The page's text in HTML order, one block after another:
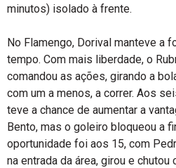
minutos) isolado à frente.
No Flamengo, Dorival manteve a
tempo. Com mais liberdade, o
comandou as ações, girando a
com um a menos, a correr. Aos
teve a chance de aumentar a
Bento, mas o goleiro bloqueou a
oportunidade foi aos 15, com
na entrada da área, girou e